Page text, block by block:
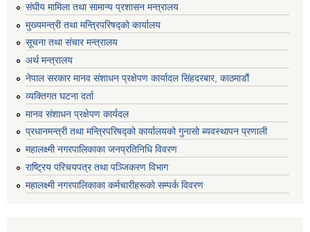
संघीय मामिला तथा सामान्य प्रशासन मन्त्रालय
मुख्यमन्त्री तथा मन्त्रिपरिषद्को कार्यालय
सूचना तथा संचार मन्त्रालय
अर्थ मन्त्रालय
नेपाल सरकार मानव संशाधन प्रक्षेपण कार्यादल सिंहदरबार, काठमाडौं
व्यक्तिगत घटना दर्ता
मानव संशाधन प्रक्षेपण कार्यदल
प्रधानमन्त्री तथा मन्त्रिपरिषद्को कार्यालयको गुनासो ब्यवस्थापन प्रणाली
महालक्ष्मी नगरपालिकाका जनप्रतिनिधि विवरण
राष्ट्रिय परिचयपत्र तथा पञ्जिकरण विभाग
महालक्ष्मी नगरपालिकाका कर्मचारीहरूको सम्पर्क विवरण